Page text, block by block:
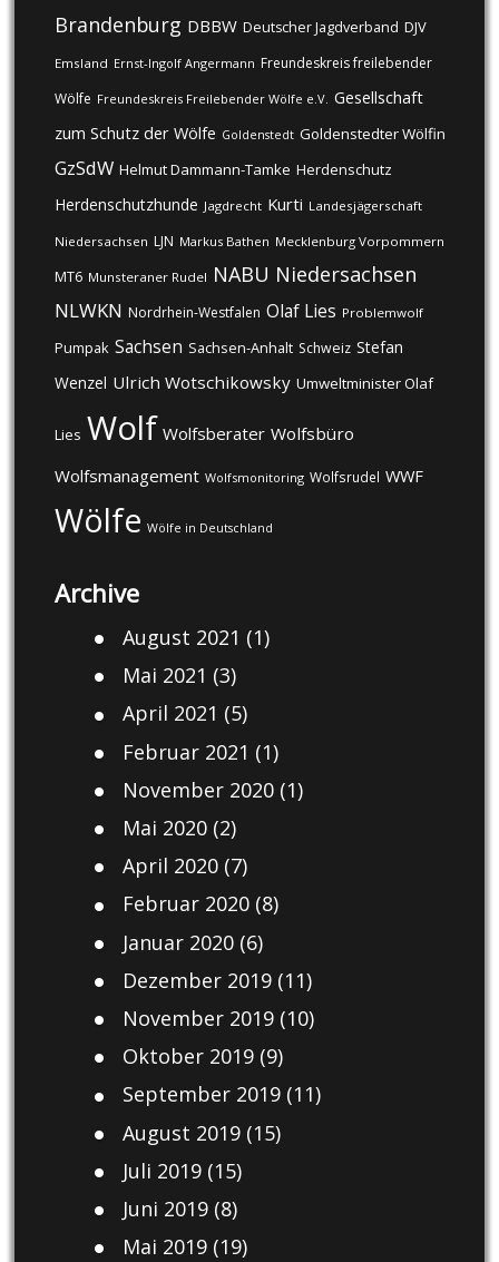
Brandenburg DBBW Deutscher Jagdverband DJV
Emsland Ernst-Ingolf Angermann Freundeskreis freilebender
Wölfe Freundeskreis Freilebender Wölfe e.V. Gesellschaft
zum Schutz der Wölfe Goldenstedt Goldenstedter Wölfin
GzSdW Helmut Dammann-Tamke Herdenschutz
Herdenschutzhunde Jagdrecht Kurti Landesjägerschaft
Niedersachsen LJN Markus Bathen Mecklenburg Vorpommern
MT6 Munsteraner Rudel NABU Niedersachsen
NLWKN Nordrhein-Westfalen Olaf Lies Problemwolf
Pumpak Sachsen Sachsen-Anhalt Schweiz Stefan
Wenzel Ulrich Wotschikowsky Umweltminister Olaf
Lies Wolf Wolfsberater Wolfsbüro
Wolfsmanagement Wolfsmonitoring Wolfsrudel WWF
Wölfe Wölfe in Deutschland
Archive
August 2021 (1)
Mai 2021 (3)
April 2021 (5)
Februar 2021 (1)
November 2020(1)
Mai 2020(2)
April 2020(7)
Februar 2020(8)
Januar 2020(6)
Dezember 2019(11)
November 2019(10)
Oktober 2019(9)
September 2019(11)
August 2019(15)
Juli 2019(15)
Juni 2019(8)
Mai 2019(19)